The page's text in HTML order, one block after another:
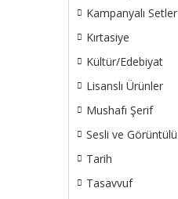
Kampanyalı Setler
Kırtasiye
Kültür/Edebiyat
Lisanslı Ürünler
Mushafı Şerif
Sesli ve Görüntülü
Tarih
Tasavvuf